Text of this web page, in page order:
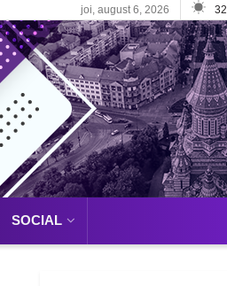
joi, august 6, 2026 32
SOCIAL